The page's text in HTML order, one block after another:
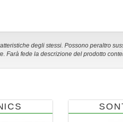
degli stessi. Possono peraltro
fede la descrizione del prodotto